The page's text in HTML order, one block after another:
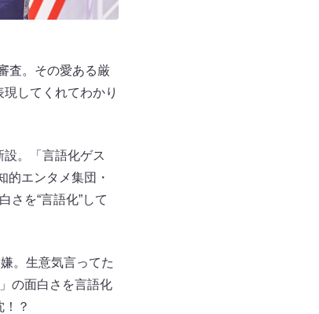
査。その愛ある厳
してくれてわかり
。「言語化ゲス
的エンタメ集団・
さを“言語化”して
。生意気言ってた
の面白さを言語化
？